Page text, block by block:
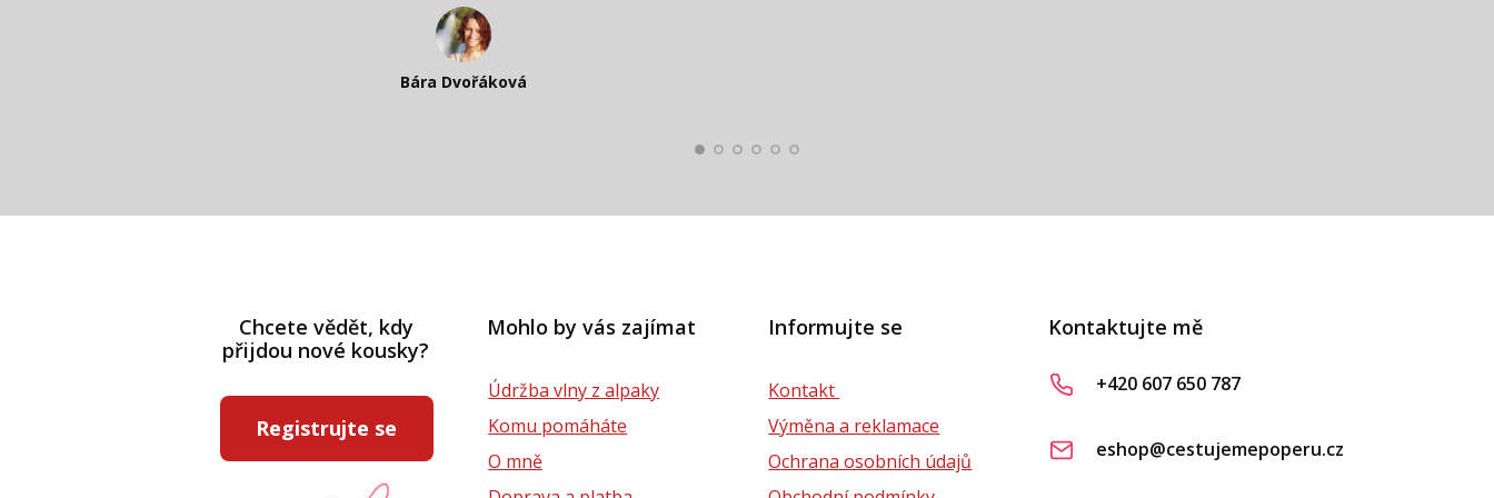
Bára Dvořáková
Kateřina Veleta Štěpánová
Katka Perháčová
Chcete vědět, kdy
přijdou nové kousky?
Registrujte se
Mohlo by vás zajímat
Údržba vlny z alpaky
Komu pomáháte
O mně
Informujte se
Kontakt
Výměna a reklamace
Ochrana osobních údajů
Kontaktujte mě
+420 607 650 787
eshop@cestujemepoperu.cz